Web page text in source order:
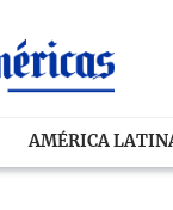
AMÉRICA